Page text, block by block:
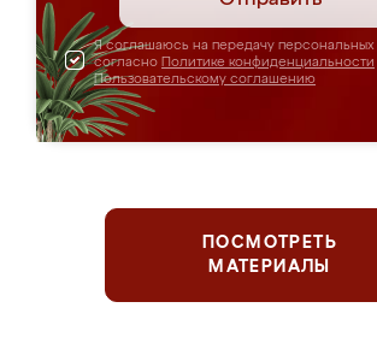
Я соглашаюсь на передачу персональных
согласно Политике конфиденциальности
Пользовательскому соглашению
ПОСМОТРЕТЬ
МАТЕРИАЛЫ